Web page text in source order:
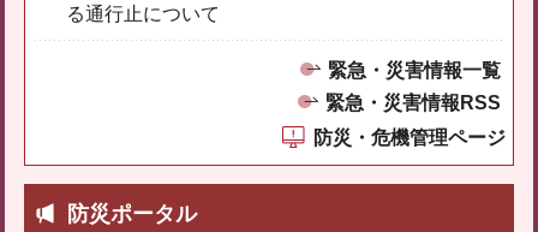
る通行止について
緊急・災害情報一覧
緊急・災害情報RSS
防災・危機管理ページ
防災ポータル